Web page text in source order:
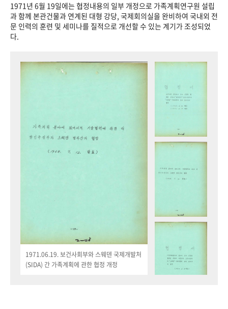
VR 역사관
1971년 6월 19일에는 협정내용의 일부 개정으로 가족계획연구원 설립
과 함께 본관건물과 연계된 대형 강당, 국제회의실을 완비하여 국내외 전
문 인력의 훈련 및 세미나를 질적으로 개선할 수 있는 계기가 조성되었
다.
1971.06.19. 보건사회부와 스웨덴 국제개발처
(SIDA) 간 가족계획에 관한 협정 개정